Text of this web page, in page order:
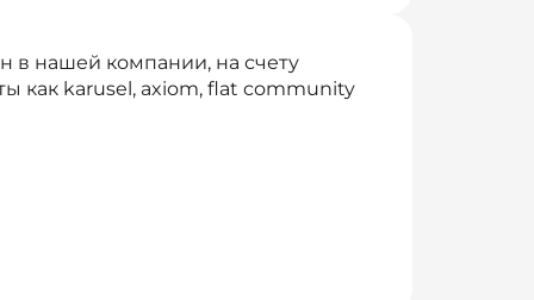
в нашей компании, на счету
как karusel, axiom, flat community